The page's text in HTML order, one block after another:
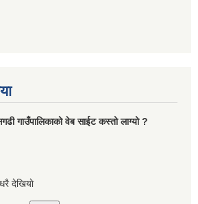
गाउँपालिकाको वेब साईट कस्तो लाग्यो ?
देखियाे